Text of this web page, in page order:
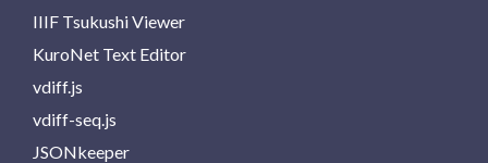
IIIF Tsukushi Viewer
KuroNet Text Editor
vdiff.js
vdiff-seq.js
JSONkeeper